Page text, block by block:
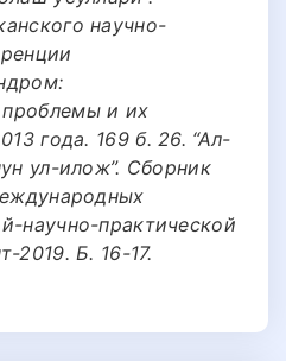
научно-
и их
года. 169 б. 26. “Ал-
ул-илож”. Сборник
научно-практической
2019. Б. 16-17.